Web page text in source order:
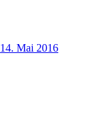
14. Mai 2016